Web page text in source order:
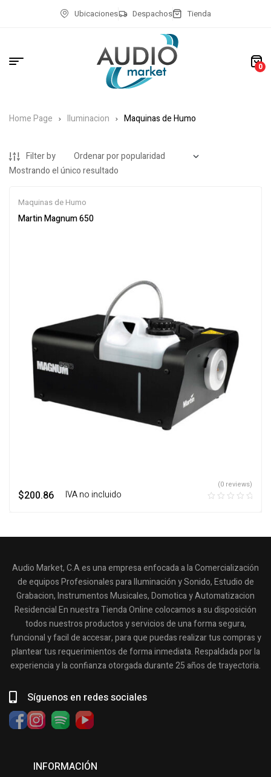
Ubicaciones Despachos Tienda
0
Home Page Iluminacion Maquinas de Humo
Filter by
Mostrando el único resultado
Maquinas de Humo
Martin Magnum 650
$200.86 ‎ ‎ ‎ IVA no incluido
(0 reviews)
Audio Market, C.A es una empresa enfocada a la Comercialización
de equipos Profesionales para Iluminación y Sonido, Estudio de
Grabacion, Instrumentos Musicales, Domotica y Automatizacion
Residencial En nuestra Tienda Online colocamos a su disposición
todos nuestros productos y servicios de una forma segura,
funcional y facil de accesar, para que puedas realizar tus compras y
plantear tus requerimientos de forma inmediata. Respaldada por la
experiencia y la confianza otorgada durante 25 años de trayectoria.
Síguenos en redes sociales
INFORMACIÓN